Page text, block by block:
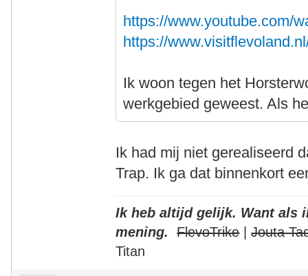
https://www.youtube.com/
https://
Ik woon tegen het
werkgebied geweest. Als
Ik had mij niet gerealiseerd
Trap. Ik ga dat binnenkort
Ik heb altijd gelijk. Want als
mening.
FlevoTrike|Jouta
Titan